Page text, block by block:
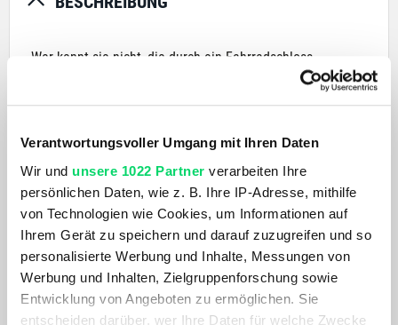
Verantwortungsvoller Umgang mit Ihren Daten
Wir und unsere 1022 Partner verarbeiten Ihre
persönlichen Daten, wie z. B. Ihre IP-Adresse, mithilfe
von Technologien wie Cookies, um Informationen auf
Ihrem Gerät zu speichern und darauf zuzugreifen und so
personalisierte Werbung und Inhalte, Messungen von
Werbung und Inhalten, Zielgruppenforschung sowie
Entwicklung von Angeboten zu ermöglichen. Sie
entscheiden darüber, wer Ihre Daten für welche Zwecke
Wer kennt sie nicht, die durch ein Fahrradschloss
entstandenen Kratzer, Schrammen und Lackschäden am
hochflexible Kunstfaserummantelung und das geschmeidig-
weiche Material am eigentlichen Schloss verhindern
mögliche Kratzer und Lackschäden am Rahmen.
PRODUKTDETAILS
AKTUELL BELIEBT